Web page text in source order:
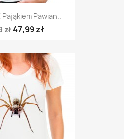
Pająkiem Pawian...
zł47,99 zł